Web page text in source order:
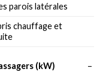
parois latérales
chauffage et
(kW)
–